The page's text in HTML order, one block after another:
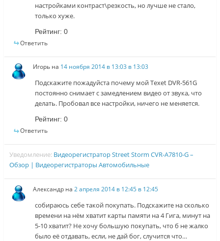
настройками контраст\резкость, но лучше не стало,
только хуже.
Рейтинг: 0
Ответить
Игорь на 14 ноября 2014 в 13:03 в 13:03
Подскажите пожадуйста почему мой Texet DVR-561G
постоянно снимает с замедлением видео от звука, что
делать. Пробовал все настройки, ничего не меняется.
Рейтинг: 0
Ответить
Уведомление: Видеорегистратор Street Storm CVR-A7810-G –
Обзор | Видеорегистраторы Автомобильные
Александр на2 апреля 2014 в 12:45 в 12:45
собираюсь себе такой покупать. Подскажите на сколько
времени на нём хватит карты памяти на 4 Гига, минут на
5-10 хватит? Не хочу большую покупать, что б не жалко
было её отдавать, если, не дай бог, случится что…